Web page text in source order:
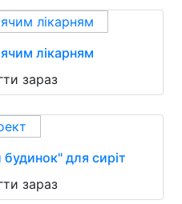
лікарням
зараз
для сиріт
зараз